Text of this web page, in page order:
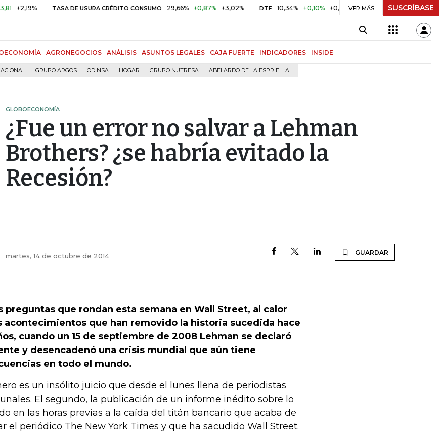
TASA DE USURA CRÉDITO CONSUMO 29,66% +0,87% +3,02% DTF 10,34% +0,10% +0,98% UVR $ 417,01 +$ 0,05 +0,01%
VER MÁS SUSCRÍBASE
AGRONEGOCIOS ANÁLISIS ASUNTOS LEGALES CAJA FUERTE INDICADORES INSIDE
GRUPO ARGOS ODINSA HOGAR GRUPO NUTRESA ABELARDO DE LA ESPRIELLA
GLOBOECONOMÍA
¿Fue un error no salvar a Lehman
Brothers? ¿se habría evitado la
Recesión?
martes, 14 de octubre de 2014 GUARDAR
preguntas que rondan esta semana en Wall Street, al calor
acontecimientos que han removido la historia sucedida hace
cuando un 15 de septiembre de 2008 Lehman se declaró
y desencadenó una crisis mundial que aún tiene
en todo el mundo.
es un insólito juicio que desde el lunes llena de periodistas
El segundo, la publicación de un informe inédito sobre lo
en las horas previas a la caída del titán bancario que acaba de
el periódico The New York Times y que ha sacudido Wall Street.